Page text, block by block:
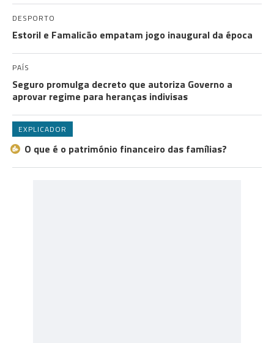
DESPORTO
Estoril e Famalicão empatam jogo inaugural da época
PAÍS
Seguro promulga decreto que autoriza Governo a
aprovar regime para heranças indivisas
EXPLICADOR
O que é o património financeiro das famílias?